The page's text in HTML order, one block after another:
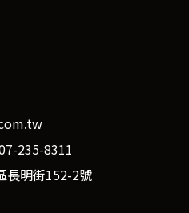
235-8311
長明街152-2號